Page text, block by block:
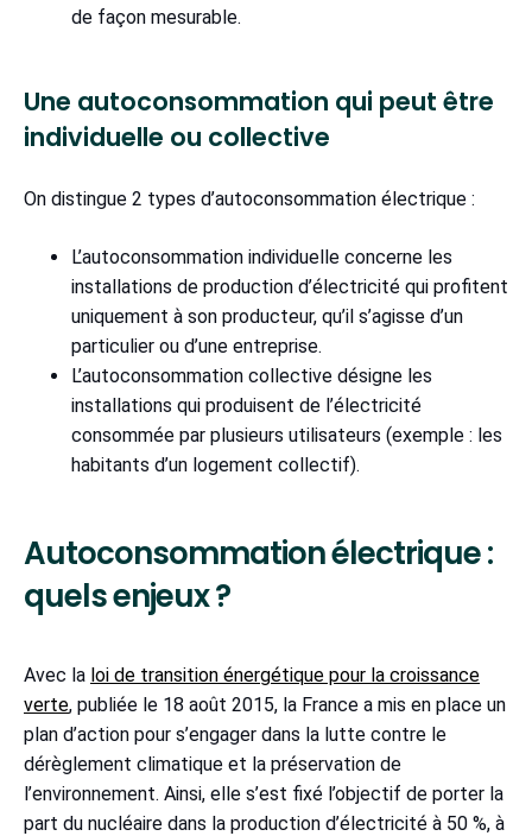
de façon mesurable.
Une autoconsommation qui peut être
individuelle ou collective
On distingue 2 types d’autoconsommation électrique :
L’autoconsommation individuelle concerne les
installations de production d’électricité qui profitent
uniquement à son producteur, qu’il s’agisse d’un
particulier ou d’une entreprise.
L’autoconsommation collective désigne les
installations qui produisent de l’électricité
consommée par plusieurs utilisateurs (exemple : les
habitants d’un logement collectif).
Autoconsommation électrique :
quels enjeux ?
Avec la loi de transition énergétique pour la croissance
verte, publiée le 18 août 2015, la France a mis en place un
plan d’action pour s’engager dans la lutte contre le
dérèglement climatique et la préservation de
l’environnement. Ainsi, elle s’est fixé l’objectif de porter la
part du nucléaire dans la production d’électricité à 50 %, à